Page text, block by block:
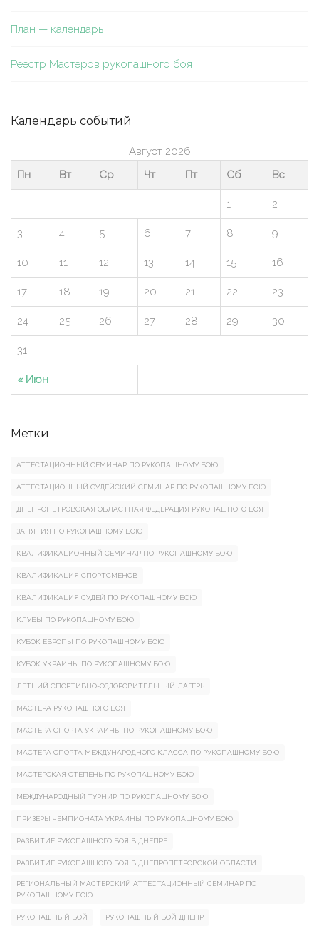
План — календарь
Реестр Мастеров рукопашного боя
Календарь событий
Август 2026
Пн
Вт Ср Чт Пт Сб Вс
« Июн
1 2
3 4 5 6 7 8 9
10 11 12 13 14 15 16
17 18 19 20 21 22 23
24 25 26 27 28 29 30
31
Метки
АТТЕСТАЦИОННЫЙ СЕМИНАР ПО РУКОПАШНОМУ БОЮ
АТТЕСТАЦИОННЫЙ СУДЕЙСКИЙ СЕМИНАР ПО РУКОПАШНОМУ БОЮ
ДНЕПРОПЕТРОВСКАЯ ОБЛАСТНАЯ ФЕДЕРАЦИЯ РУКОПАШНОГО БОЯ
ЗАНЯТИЯ ПО РУКОПАШНОМУ БОЮ
КВАЛИФИКАЦИОННЫЙ СЕМИНАР ПО РУКОПАШНОМУ БОЮ
КВАЛИФИКАЦИЯ СПОРТСМЕНОВ
КВАЛИФИКАЦИЯ СУДЕЙ ПО РУКОПАШНОМУ БОЮ
КЛУБЫ ПО РУКОПАШНОМУ БОЮ
КУБОК ЕВРОПЫ ПО РУКОПАШНОМУ БОЮ
КУБОК УКРАИНЫ ПО РУКОПАШНОМУ БОЮ
ЛЕТНИЙ СПОРТИВНО-ОЗДОРОВИТЕЛЬНЫЙ ЛАГЕРЬ
МАСТЕРА РУКОПАШНОГО БОЯ
МАСТЕРА СПОРТА УКРАИНЫ ПО РУКОПАШНОМУ БОЮ
МАСТЕРА СПОРТА МЕЖДУНАРОДНОГО КЛАССА ПО РУКОПАШНОМУ БОЮ
МАСТЕРСКАЯ СТЕПЕНЬ ПО РУКОПАШНОМУ БОЮ
МЕЖДУНАРОДНЫЙ ТУРНИР ПО РУКОПАШНОМУ БОЮ
ПРИЗЕРЫ ЧЕМПИОНАТА УКРАИНЫ ПО РУКОПАШНОМУ БОЮ
РАЗВИТИЕ РУКОПАШНОГО БОЯ В ДНЕПРЕ
РАЗВИТИЕ РУКОПАШНОГО БОЯ В ДНЕПРОПЕТРОВСКОЙ ОБЛАСТИ
РЕГИОНАЛЬНЫЙ МАСТЕРСКИЙ АТТЕСТАЦИОННЫЙ СЕМИНАР ПО
РУКОПАШНОМУ БОЮ
РУКОПАШНЫЙ БОЙ РУКОПАШНЫЙ БОЙ ДНЕПР